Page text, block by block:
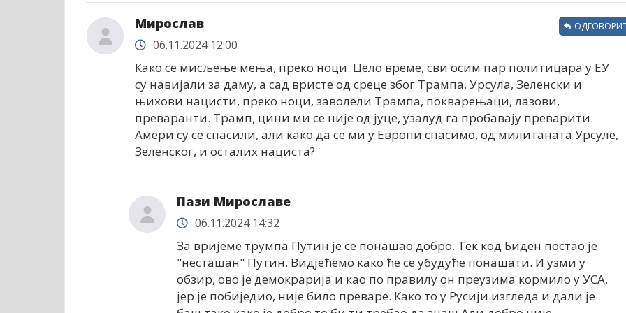
Мирослав
06.11.2024 12:00
Како се мисљење мења, преко ноци. Цело време, сви осим пар политицара у ЕУ
су навијали за даму, а сад вристе од среце због Трампа. Урсула, Зеленски и
њихови нацисти, преко ноци, заволели Трампа, покварењаци, лазови,
преваранти. Трамп, цини ми се није од јуце, узалуд га пробавају преварити.
Амери су се спасили, али како да се ми у Европи спасимо, од милитаната Урсуле,
Зеленског, и осталих нациста?
Пази Мирославе
06.11.2024 14:32
За вријеме трумпа Путин је се понашао добро. Тек код Биден постао је
"несташан" Путин. Видјећемо како ће се убудуће понашати. И узми у
обзир, ово је демокрарија и као по правилу он преузима кормило у УСА,
јер је побиједио, није било преваре. Како то у Русији изгледа и дали је